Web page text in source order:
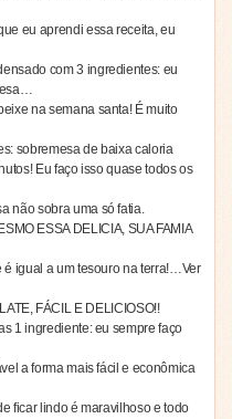
eu aprendi essa receita, eu
com 3 ingredientes: eu
na semana santa! É muito
sobremesa de baixa caloria
Eu faço isso quase todos os
não sobra uma só fatia.
ESSA DELICIA, SUA FAMIA
é igual a um tesouro na terra!…Ver
FÁCIL E DELICIOSO!!
1 ingrediente: eu sempre faço
a forma mais fácil e econômica
ficar lindo é maravilhoso e todo